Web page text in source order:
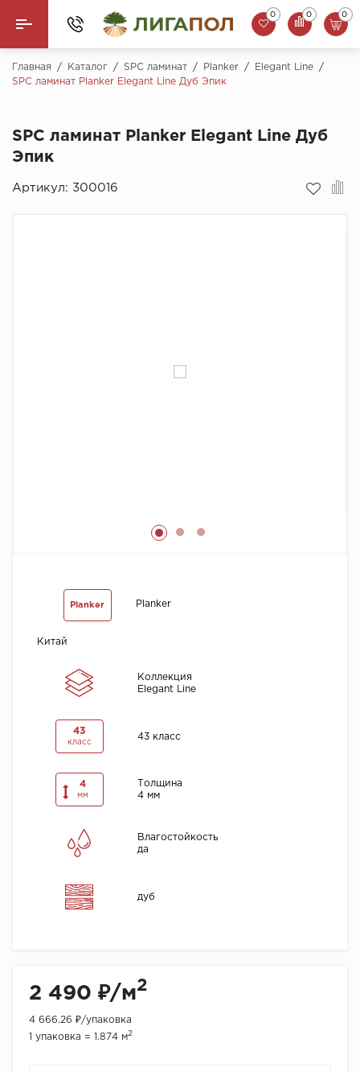
Назад
Кварцвинил (LVT)
0 0 0
Главная / Каталог / SPC ламинат / Planker / Elegant Line
/
SPC ламинат Planker Elegant Line Дуб Эпик
SPC ламинат Planker Elegant Line Дуб
Эпик
Артикул: 300016
Planker Planker
Китай
Коллекция
Elegant Line
43
класс
43 класс
4
мм
Толщина
4 мм
Влагостойкость
да
дуб
2 490 ₽/м2
4 666.26 ₽/упаковка
1 упаковка = 1.874 м2